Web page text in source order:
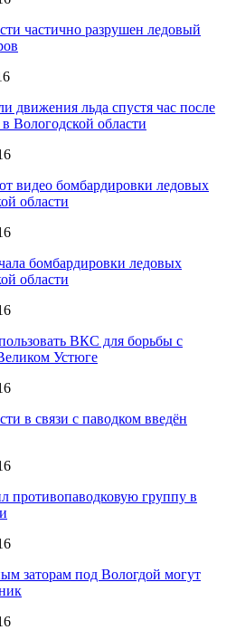
частично разрушен ледовый
движения льда спустя час после
Вологодской области
видео бомбардировки ледовых
области
бомбардировки ледовых
области
ВКС для борьбы с
Устюге
в связи с паводком введён
противопаводковую группу в
заторам под Вологдой могут